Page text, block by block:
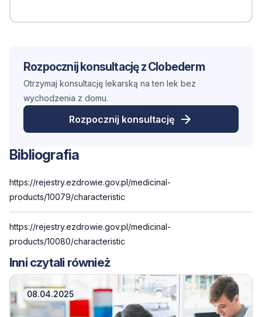
Rozpocznij konsultację z Clobederm
Otrzymaj konsultację lekarską na ten lek bez
wychodzenia z domu.
Rozpocznij konsultację
Bibliografia
https://rejestry.ezdrowie.gov.pl/medicinal-
products/10079/characteristic
https://rejestry.ezdrowie.gov.pl/medicinal-
products/10080/characteristic
Inni czytali również
08.04.2025